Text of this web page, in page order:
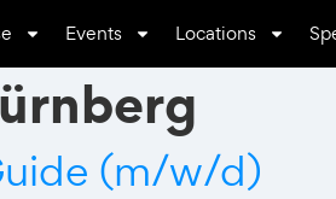
Events Locations
(m/w/d)